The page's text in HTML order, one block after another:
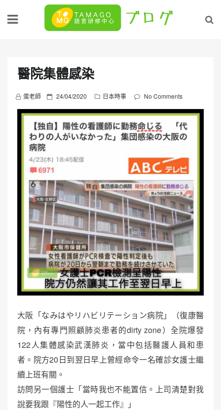
醫院集體感染
蛋老師
P
o
t
e
o
n
24/04/2020 日本時事 No Comments
大阪「なみはやリハビリテーション病院」（復康醫
院，內有專門照顧肺炎患者的dirty zone）全院爆發
122人集體感染武漢肺炎，當中包括醫護人員和患
者。院方20日到翌日早上曾經命令一名確診女護士繼
續上班有關。
訪問另一個護士「當時我也不能置信。上司清楚對我
說要我跟『陽性的人一起工作』」